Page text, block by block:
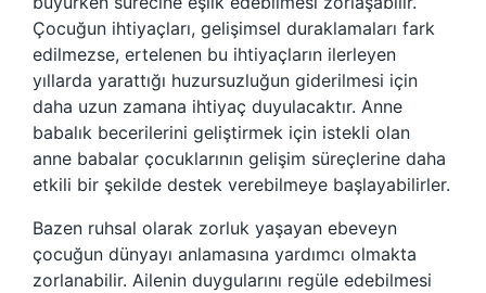
Çocuğun ihtiyaçları, gelişimsel duraklamaları fark
edilmezse, ertelenen bu ihtiyaçların ilerleyen
yıllarda yarattığı huzursuzluğun giderilmesi için
daha uzun zamana ihtiyaç duyulacaktır. Anne
babalık becerilerini geliştirmek için istekli olan
anne babalar çocuklarının gelişim süreçlerine daha
etkili bir şekilde destek verebilmeye başlayabilirler.
Bazen ruhsal olarak zorluk yaşayan ebeveyn
çocuğun dünyayı anlamasına yardımcı olmakta
zorlanabilir. Ailenin duygularını regüle edebilmesi